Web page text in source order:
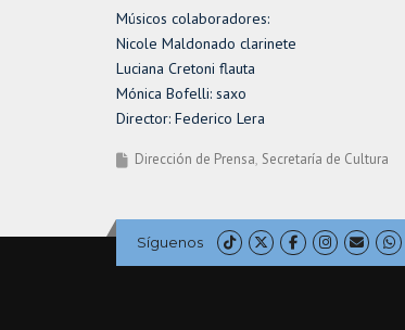
Músicos colaboradores:
Nicole Maldonado clarinete
Luciana Cretoni flauta
Mónica Bofelli: saxo
Director: Federico Lera
Dirección de Prensa Secretaría de Cultura
Síguenos